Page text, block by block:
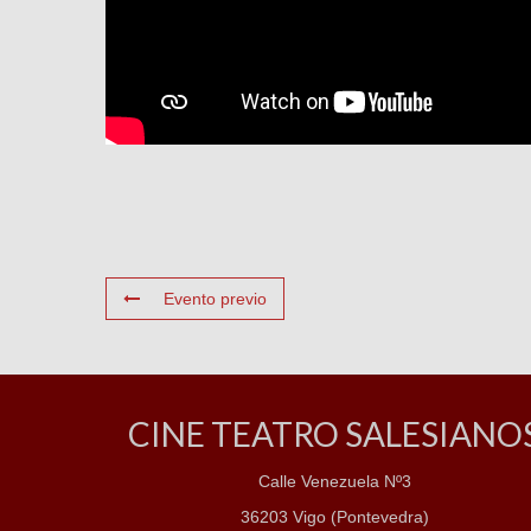
Evento previo
CINE TEATRO
Calle Venezuela Nº3
36203 Vigo (Pontevedra)